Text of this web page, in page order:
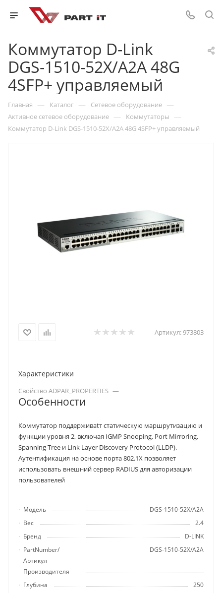
Коммутатор D-Link
DGS-1510-52X/A2A 48G
4SFP+ управляемый
Главная — Каталог — Сетевое оборудование —
Активное сетевое оборудование — Коммутаторы —
Коммутатор D-Link DGS-1510-52X/A2A 48G 4SFP+ управляемый
Артикул:973803
Характеристики
Свойство ADPAR_PROPERTIES —
Особенности
Коммутатор поддерживаtт статическую маршрутизацию и
функции уровня 2, включая IGMP Snooping, Port Mirroring,
Spanning Tree и Link Layer Discovery Protocol (LLDP).
Аутентификация на основе порта 802.1X позволяет
использовать внешний сервер RADIUS для авторизации
пользователей
Модель
DGS-1510-52X/A2A
Вес
2.4
Бренд
D-LINK
PartNumber/
Артикул
Производителя
DGS-1510-52X/A2A
Глубина
250